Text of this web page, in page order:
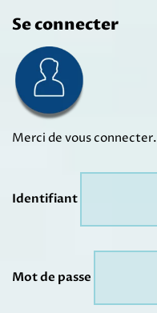
Se connecter
Merci de vous connecter.
Identifiant
Mot de passe